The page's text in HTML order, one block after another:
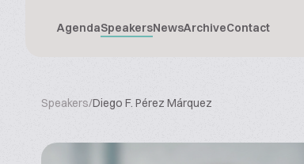
AgendaSpeakersNewsArchiveContact
Speakers/Diego F. Pérez Márquez